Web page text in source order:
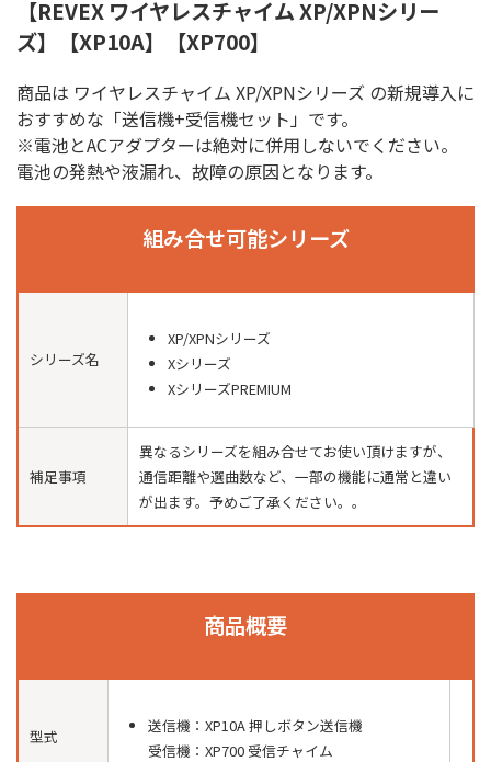
【REVEX ワイヤレスチャイム XP/XPNシリー
ズ】【XP10A】【XP700】
商品は ワイヤレスチャイム XP/XPNシリーズ の新規導入に
おすすめな「送信機+受信機セット」です。
※電池とACアダプターは絶対に併用しないでください。
電池の発熱や液漏れ、故障の原因となります。
組み合せ可能シリーズ
シリーズ名
XP/XPNシリーズ
Xシリーズ
XシリーズPREMIUM
補足事項
異なるシリーズを組み合せてお使い頂けますが、
通信距離や選曲数など、一部の機能に通常と違い
が出ます。予めご了承ください。 。
商品概要
型式
送信機：XP10A 押しボタン送信機
受信機：XP700 受信チャイム